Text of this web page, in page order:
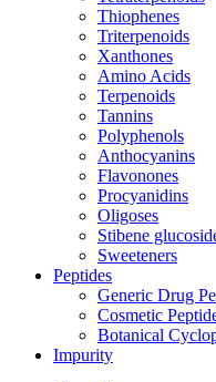
Thiophenes
Triterpenoids
Xanthones
Amino Acids
Terpenoids
Tannins
Polyphenols
Anthocyanins
Flavonones
Procyanidins
Oligoses
Stibene
Sweeteners
Peptides
Generic Drug
Cosmetic
Botanical
Impurity